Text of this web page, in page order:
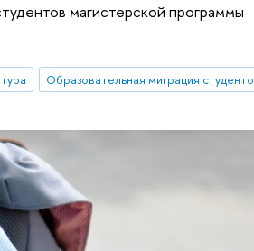
магистерской программы